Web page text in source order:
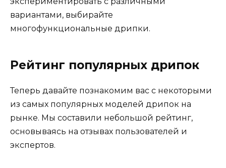
вариантами, выбирайте
многофункциональные дрипки.
Рейтинг популярных дрипок
Теперь давайте познакомим вас с некоторыми
из самых популярных моделей дрипок на
рынке. Мы составили небольшой рейтинг,
основываясь на отзывах пользователей и
экспертов.